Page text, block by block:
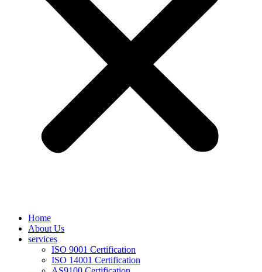
Home
About Us
services
ISO 9001 Certification
ISO 14001 Certification